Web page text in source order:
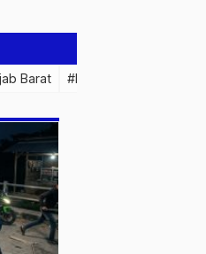
Barat #Pemprov Jambi